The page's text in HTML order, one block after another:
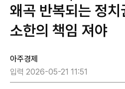
왜곡 반복되는 정치
소한의 책임 져야
아주경제
입력 2026-05-21 11:51